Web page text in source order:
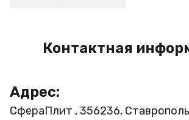
Контактная
Адрес:
СфераПлит , 356236,